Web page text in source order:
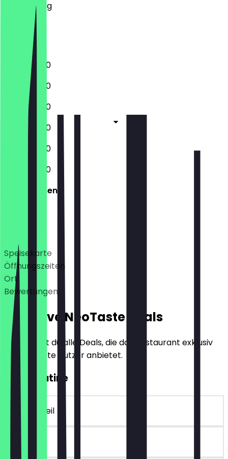
Donnerstag
Samstag
Sonntag
11:00 - 20:00
11:00 - 20:00
11:00 - 20:00
11:00 - 20:00
11:00 - 20:00
11:00 - 20:00
Geschlossen
Speisekarte
Öffnungszeiten
Ort
Bewertungen
Exklusive NeoTaste Deals
Hier findest du alle Deals, die das Restaurant exklusiv
für NeoTaste Nutzer anbietet.
2für1 Poutine
~€ 10 Vorteil
60 Tage